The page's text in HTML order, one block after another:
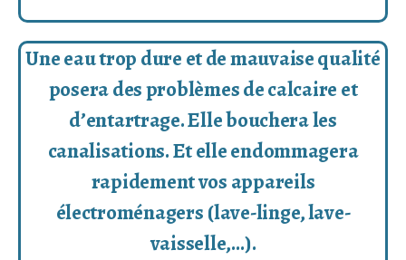
Une eau trop dure et de mauvaise qualité
posera des problèmes de calcaire et
d’entartrage. Elle bouchera les
canalisations. Et elle endommagera
rapidement vos appareils
électroménagers (lave-linge, lave-
vaisselle,…).